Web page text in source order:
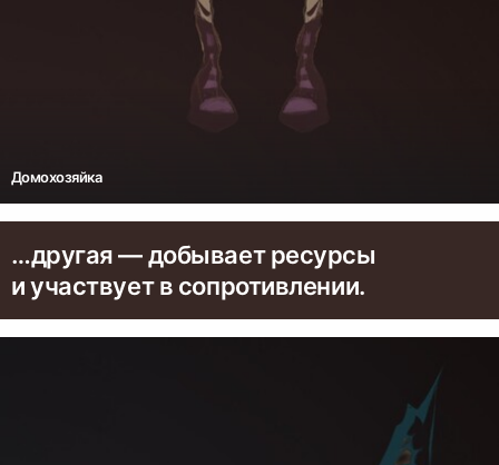
Домохозяйка
…другая — добывает ресурсы
и участвует в сопротивлении.